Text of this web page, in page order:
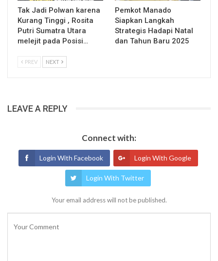
Tak Jadi Polwan karena
Kurang Tinggi , Rosita
Putri Sumatra Utara
melejit pada Posisi…
Pemkot Manado
Siapkan Langkah
Strategis Hadapi Natal
dan Tahun Baru 2025
PREV NEXT
LEAVE A REPLY
Connect with:
Login With Facebook Login With Google
Login With Twitter
Your email address will not be published.